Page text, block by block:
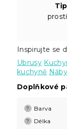
Inspirujte se
Ubrusy
kuchyně
Doplňkové
? Barva
? Délka